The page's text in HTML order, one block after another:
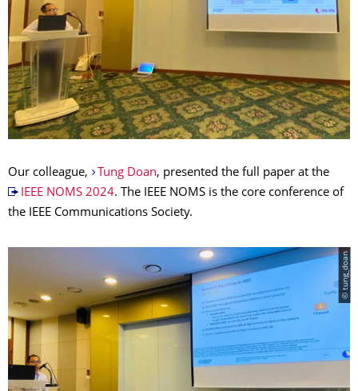
Our colleague, Tung Doan, presented the full paper at the
IEEE NOMS 2024. The IEEE NOMS is the core conference of
the IEEE Communications Society.
© tung_doan